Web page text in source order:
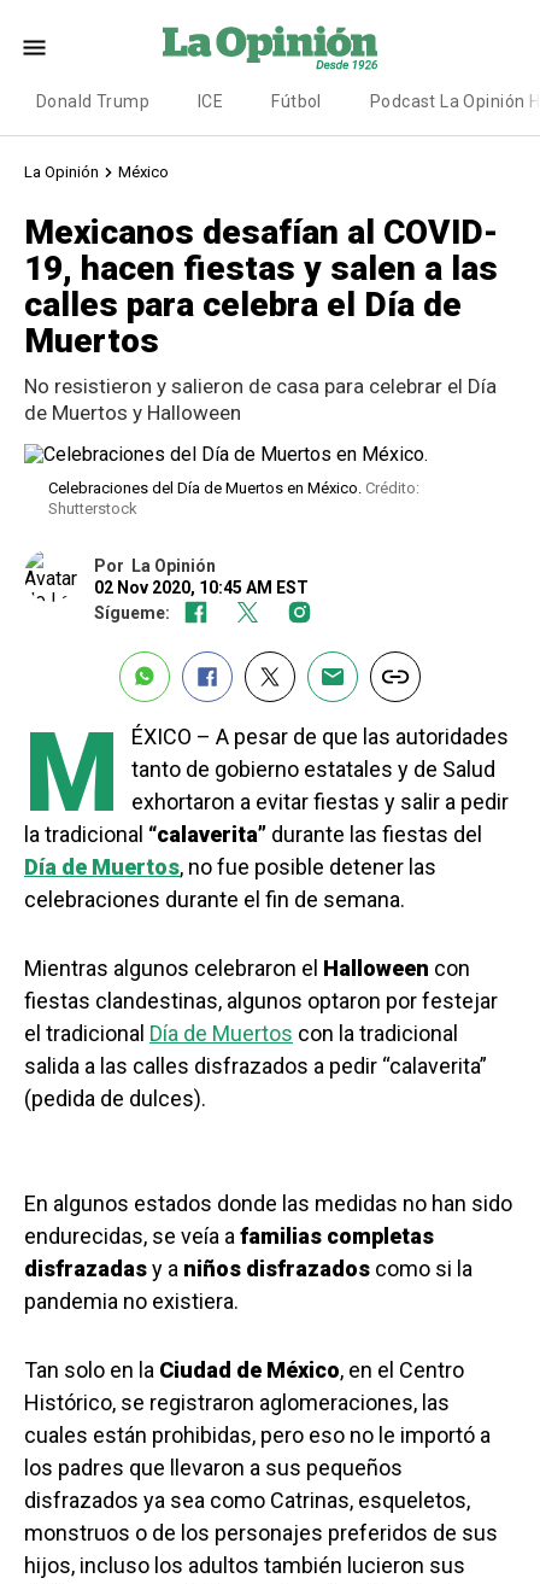
Donald Trump ICE Fútbol Podcast La Opinión
La Opinión México
Mexicanos desafían al COVID-
19, hacen fiestas y salen a las
calles para celebra el Día de
Muertos
No resistieron y salieron de casa para celebrar el Día
de Muertos y Halloween
Celebraciones del Día de Muertos en México. Crédito:
Shutterstock
Por
La Opinión
02 Nov 2020, 10:45 AM EST
Sígueme:
M
ÉXICO – A pesar de que las autoridades
tanto de gobierno estatales y de Salud
exhortaron a evitar fiestas y salir a pedir
la tradicional “calaverita” durante las fiestas del
Día de Muertos, no fue posible detener las
celebraciones durante el fin de semana.
Mientras algunos celebraron el Halloween con
fiestas clandestinas, algunos optaron por festejar
el tradicional Día de Muertos con la tradicional
salida a las calles disfrazados a pedir “calaverita”
(pedida de dulces).
En algunos estados donde las medidas no han sido
endurecidas, se veía a familias completas
disfrazadasy a niños disfrazados como si la
pandemia no existiera.
Tan solo en la Ciudad de México, en el Centro
Histórico, se registraron aglomeraciones, las
cuales están prohibidas, pero eso no le importó a
los padres que llevaron a sus pequeños
disfrazados ya sea como Catrinas, esqueletos,
monstruos o de los personajes preferidos de sus
hijos, incluso los adultos también lucieron sus